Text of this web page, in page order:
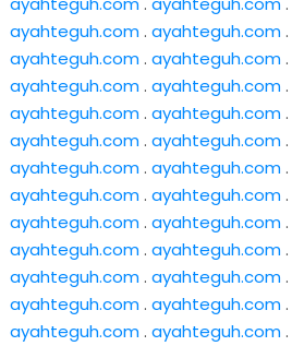
ayahteguh.com. ayahteguh.com.
ayahteguh.com. ayahteguh.com.
ayahteguh.com. ayahteguh.com.
ayahteguh.com. ayahteguh.com.
ayahteguh.com. ayahteguh.com.
ayahteguh.com. ayahteguh.com.
ayahteguh.com. ayahteguh.com.
ayahteguh.com. ayahteguh.com.
ayahteguh.com. ayahteguh.com.
ayahteguh.com. ayahteguh.com.
ayahteguh.com. ayahteguh.com.
ayahteguh.com. ayahteguh.com.